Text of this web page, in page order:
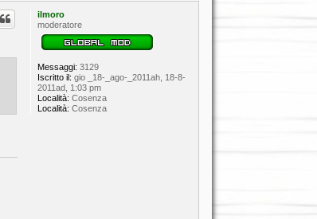
p
ilmoro
moderatore
Messaggi: 3129
Iscritto il: gio _18-_ago-_2011ah, 18-8-
2011ad, 1:03 pm
Località: Cosenza
Località: Cosenza